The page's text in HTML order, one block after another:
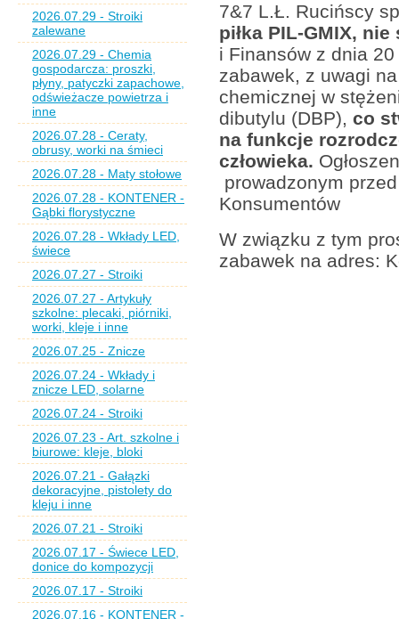
2026.07.29 - Stroiki
zalewane
2026.07.29 - Chemia
gospodarcza: proszki,
płyny, patyczki zapachowe,
odświeżacze powietrza i
inne
2026.07.28 - Ceraty,
obrusy, worki na śmieci
2026.07.28 - Maty stołowe
2026.07.28 - KONTENER -
Gąbki florystyczne
2026.07.28 - Wkłady LED,
świece
2026.07.27 - Stroiki
2026.07.27 - Artykuły
szkolne: plecaki, piórniki,
worki, kleje i inne
2026.07.25 - Znicze
2026.07.24 - Wkłady i
znicze LED, solarne
2026.07.24 - Stroiki
2026.07.23 - Art. szkolne i
biurowe: kleje, bloki
2026.07.21 - Gałązki
dekoracyjne, pistolety do
kleju i inne
2026.07.21 - Stroiki
2026.07.17 - Świece LED,
donice do kompozycji
2026.07.17 - Stroiki
2026.07.16 - KONTENER -
7&7 L.Ł. Rucińscy
piłka PIL-GMIX,
i Finansów z dnia
zabawek, z uwagi
chemicznej w
dibutylu (DBP), co
na funkcje
człowieka.
prowadzonym
Konsumentów
W związku z tym
zabawek na adres: